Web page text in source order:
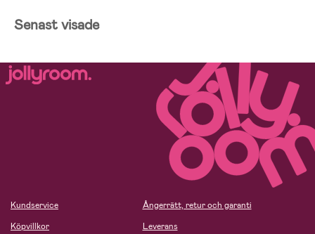
Senast visade
Kundservice
Köpvillkor
Ångerrätt, retur och garanti
Leverans